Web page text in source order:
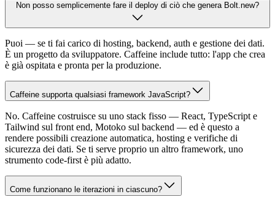
Non posso semplicemente fare il deploy di ciò che genera Bolt.new?
Puoi — se ti fai carico di hosting, backend, auth e gestione dei dati.
È un progetto da sviluppatore. Caffeine include tutto: l'app che crea
è già ospitata e pronta per la produzione.
Caffeine supporta qualsiasi framework JavaScript?
No. Caffeine costruisce su uno stack fisso — React, TypeScript e
Tailwind sul front end, Motoko sul backend — ed è questo a
rendere possibili creazione automatica, hosting e verifiche di
sicurezza dei dati. Se ti serve proprio un altro framework, uno
strumento code-first è più adatto.
Come funzionano le iterazioni in ciascuno?